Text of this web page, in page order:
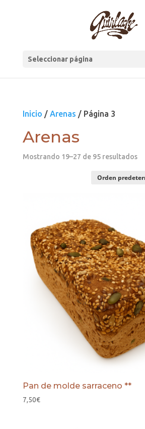
Seleccionar página
Inicio / Arenas / Página 3
Arenas
Mostrando 19–27 de 95 resultados
Pan de molde sarraceno **
7,50€